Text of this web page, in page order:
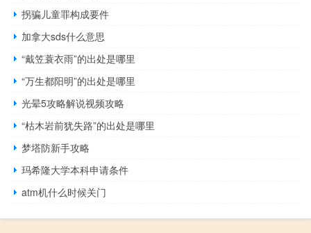
拐骗儿童罪构成要件
加拿大sds什么意思
“戴笠蓑衣雨”的出处是哪里
“万生都阳明”的出处是哪里
光晕5攻略解说视频攻略
“枯木岩前犹失路”的出处是哪里
梦塔防新手攻略
玛希隆大学本科申请条件
atm机什么时候关门